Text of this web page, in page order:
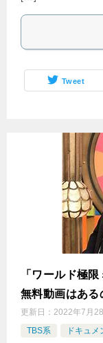
Tweet
「ワールド極
無料動画はある
更新日： 2022年7月
TBS系
ドキュメ